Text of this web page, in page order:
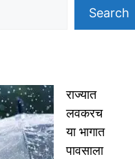
Search
राज्यात
लवकरच
या भागात
पावसाला